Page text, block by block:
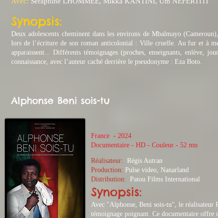
Synopsis:
Deux adolescents cheminent dans les environs de Mbalmayo
lors de l’écriture de son roman anticolonial : Ville cruelle. Au fur et à
apparaissent... Différents témoignages (proches, enseignants, enlève,
connaissance, avec l’auteur caché derrière le pseudonyme : Eza Boto.
Alphonse Beni sois-tu
France - 2024
​Documentaire - HD - Couleur - 52 mn
Réalisateur:
Régis Autran
Production: Pulse video, Nanarland
Distribution:
Patou Films International
Synopsis:
Avec "Alphonse, Beni sois-tu", le réalisateur
témoignage poignant. Ce documentaire offre